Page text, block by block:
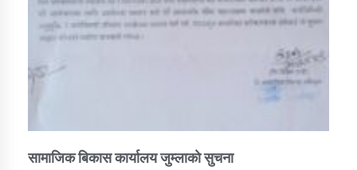
सामाजिक बिकास कार्यालय जुम्लाकाे सुचना